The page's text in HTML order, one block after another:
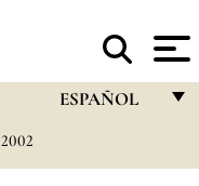
ESPAÑOL
2002